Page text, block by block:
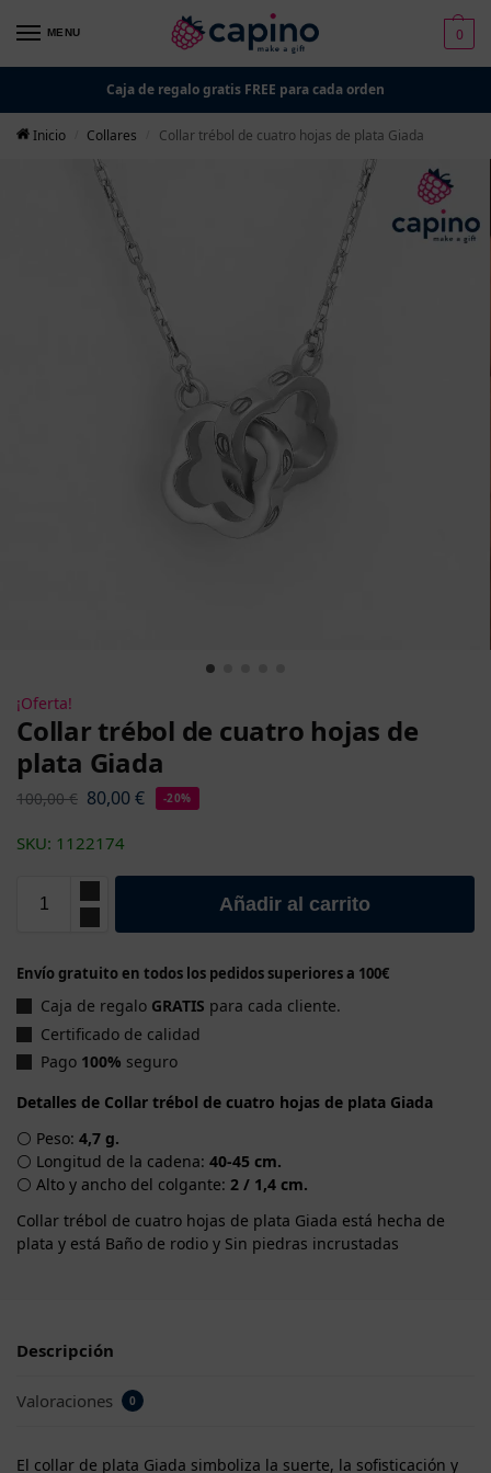
MENU 0
Caja de regalo gratis FREE para cada orden
Inicio Collares Collar trébol de cuatro hojas de plata Giada
¡Oferta!
Collar trébol de cuatro hojas de
plata Giada
100,00€ 80,00€ -20%
SKU: 1122174
Añadir al carrito
Envío gratuito en todos los pedidos superiores a 100€
Caja de regalo GRATIS para cada cliente.
Certificado de calidad
Pago 100% seguro
Detalles de Collar trébol de cuatro hojas de plata Giada
⚪ Peso: 4,7 g.
⚪ Longitud de la cadena: 40-45 cm.
⚪ Alto y ancho del colgante: 2 / 1,4 cm.
Collar trébol de cuatro hojas de plata Giada está hecha de
plata y está Baño de rodio y Sin piedras incrustadas
Descripción
Valoraciones 0
El collar de plata Giada simboliza la suerte, la sofisticación y